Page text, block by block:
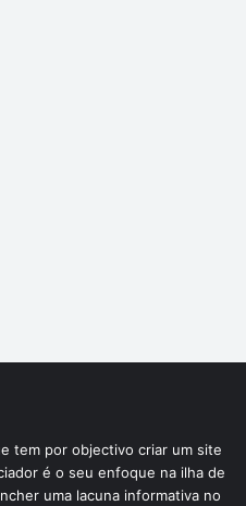
tem por objectivo criar um site
é o seu enfoque na ilha de
uma lacuna informativa no